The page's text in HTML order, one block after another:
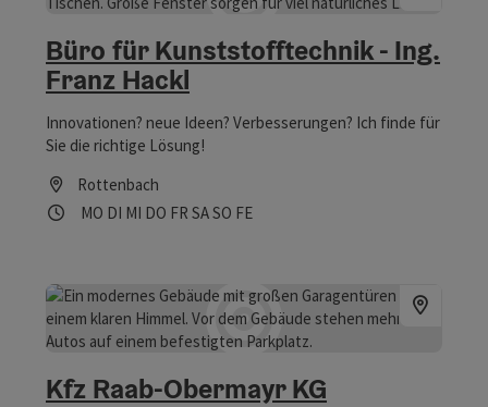
Büro für Kunststofftechnik - Ing.
Franz Hackl
Innovationen? neue Ideen? Verbesserungen? Ich finde für
Sie die richtige Lösung!
Rottenbach
Öffnungszeiten
MO Montag geöffnet
DI Dienstag geöffnet
MI Mittwoch geöffnet
DO Donnerstag geöffnet
FR Freitag geöffnet
SASamstag geöffnet
SO Sonntag geöffnet
FEFeiertag geöffnet
Kfz Raab-Obermayr KG